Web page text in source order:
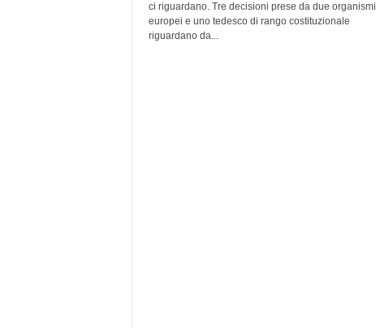
ci riguardano. Tre decisioni prese da due organismi
europei e uno tedesco di rango costituzionale
riguardano da...